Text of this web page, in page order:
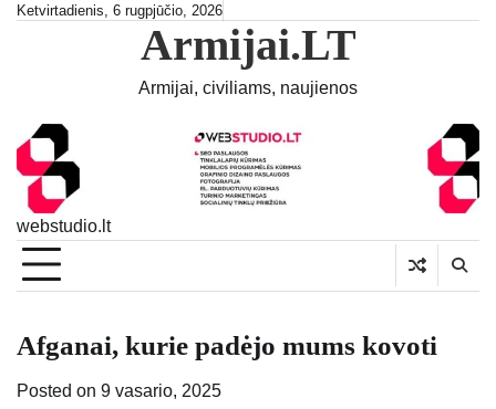
SkipKetvirtadienis, 6 rugpjūčio, 2026
Armijai.LT
Armijai, civiliams, naujienos
webstudio.lt
Afganai, kurie padėjo mums kovoti
Posted on 9 vasario, 2025